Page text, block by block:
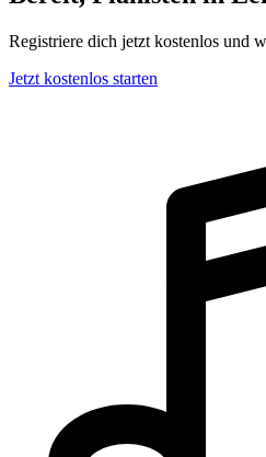
Registriere dich jetzt kostenlos und
Jetzt kostenlos starten